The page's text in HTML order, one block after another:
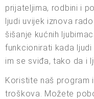
prijateljima, rodbini i
ljudi uvijek iznova
šišanje kućnih
funkcionirati kada
im se sviđa, tako da i
Koristite naš program
troškova. Možete